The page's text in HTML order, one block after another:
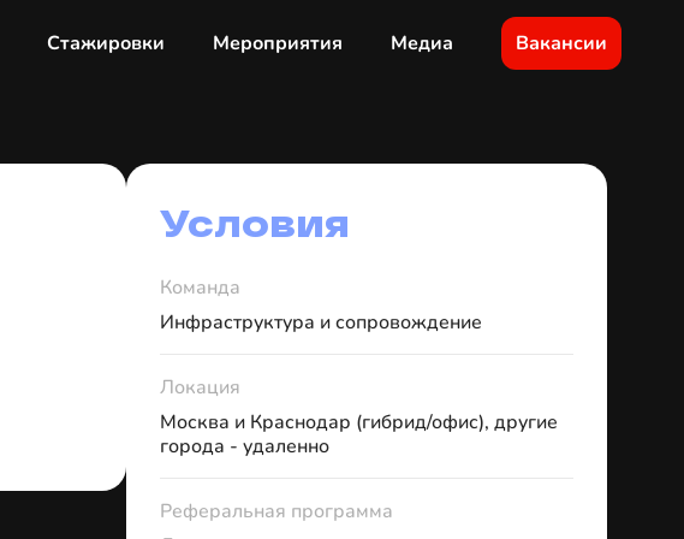
Стажировки Мероприятия Медиа Вакансии
Условия
Команда
Инфраструктура и сопровождение
Локация
Москва и Краснодар (гибрид/офис), другие
города - удаленно
Реферальная программа